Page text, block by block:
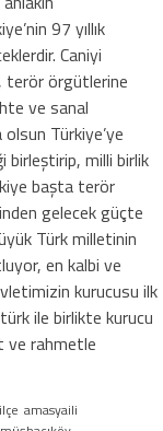
97 yıllık
Caniyi
terör örgütlerine
ve sanal
Türkiye’ye
birleştirip, milli birlik
başta terör
gelecek güçte
Türk milletinin
en kalbi ve
kurucusu ilk
ile birlikte kurucu
ve rahmetle
amasyaili